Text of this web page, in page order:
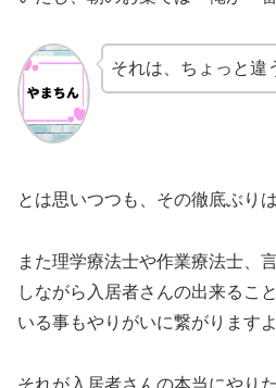
それは、ちょっと違
とは思いつつも、その徹底ぶり
また理学療法士や作業療法士、
しながら入居者さんの出来るこ
いる事もやりがいに繋がります
それが入居者さんの本当にやり